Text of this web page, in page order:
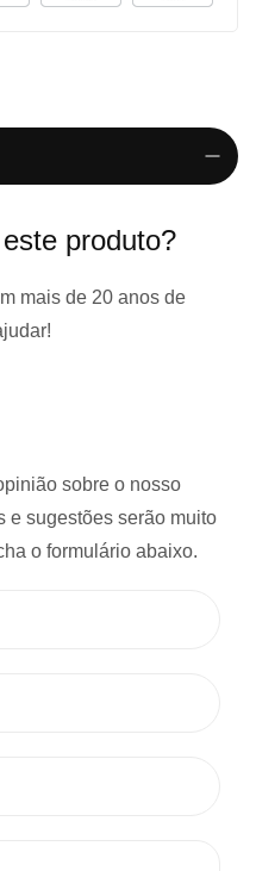
produto?
mais de 20 anos de
sobre o nosso
e sugestões serão muito
o formulário abaixo.